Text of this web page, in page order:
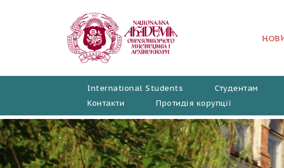
International Students Студентам
Контакти
Протидія корупції